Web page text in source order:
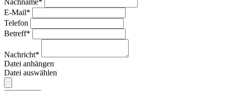
Nachname*
E-Mail*
Telefon
Betreff*
Nachricht*
Datei anhängen
Datei auswählen